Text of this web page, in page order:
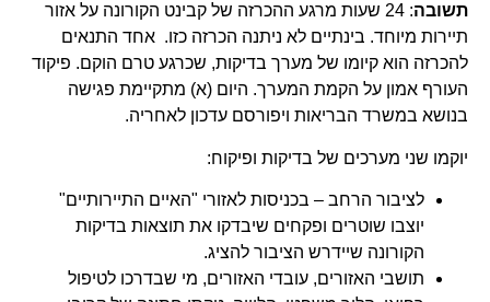
תשובה
: 24 שעות מרגע ההכרזה של קבינט הקורונה על אזור
תיירות מיוחד. בינתיים לא ניתנה הכרזה כזו. אחד התנאים
להכרזה הוא קיומו של מערך בדיקות, שכרגע טרם הוקם. פיקוד
העורף אמון על הקמת המערך. היום (א) מתקיימת פגישה
בנושא במשרד הבריאות ויפורסם עדכון לאחריה.
יוקמו שני מערכים של בדיקות ופיקוח:
לציבור הרחב – בכניסות לאזורי "האיים התיירותיים"
יוצבו שוטרים ופקחים שיבדקו את תוצאות בדיקות
הקורונה שיידרש הציבור להציג.
תושבי האזורים, עובדי האזורים, מי שבדרכו לטיפול